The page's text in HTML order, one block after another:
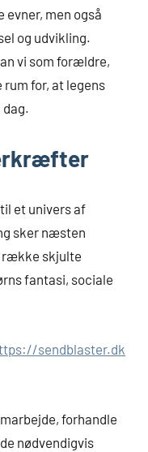
men også
og udvikling.
vi som forældre,
for, at legens
dag.
et univers af
sker næsten
række skjulte
fantasi, sociale
sendblaster.dk
forhandle
nødvendigvis